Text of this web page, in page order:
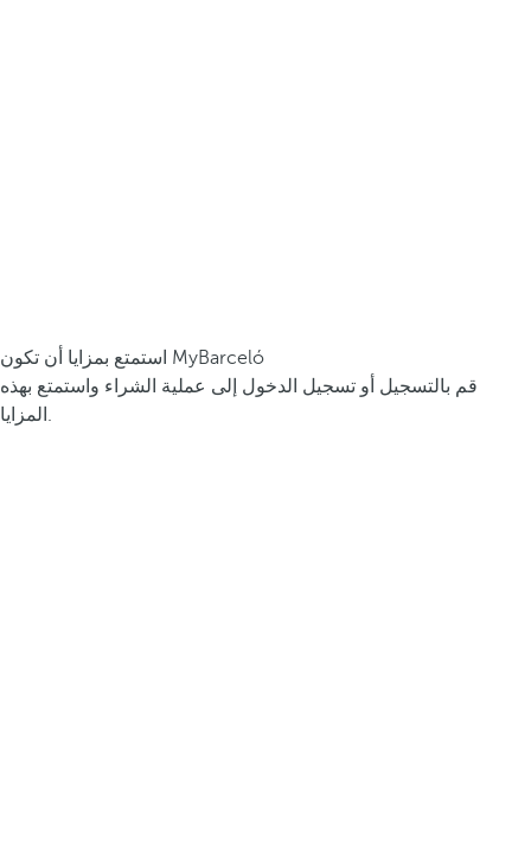
استمتع بمزايا أن تكون MyBarceló
قم بالتسجيل أو تسجيل الدخول إلى عملية الشراء واستمتع بهذه
المزايا.